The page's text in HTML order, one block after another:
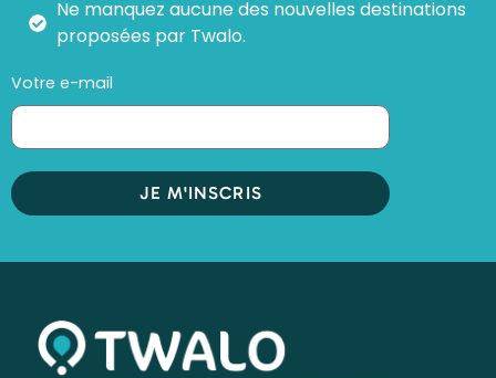
Ne manquez aucune des nouvelles destinations
proposées par Twalo.
Votre e-mail
JE M'INSCRIS